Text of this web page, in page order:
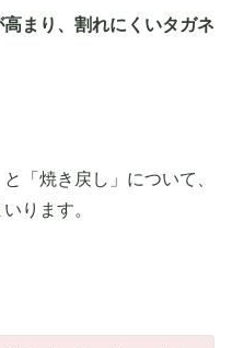
まり、割れにくいタガネ
「焼き戻し」について、
ります。